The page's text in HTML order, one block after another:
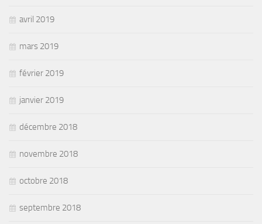
avril 2019
mars 2019
février 2019
janvier 2019
décembre 2018
novembre 2018
octobre 2018
septembre 2018